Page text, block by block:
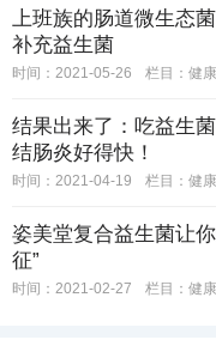
上班族的肠道微生态
补充益生菌
时间：2021-05-26 栏目： 健康
结果出来了：吃益生
结肠炎好得快！
时间：2021-04-19 栏目： 健康
姿美堂复合益生菌让
征”
时间：2021-02-27 栏目： 健康